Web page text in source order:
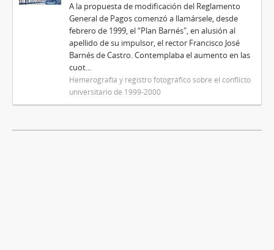
A la propuesta de modificación del Reglamento
General de Pagos comenzó a llamársele, desde
febrero de 1999, el “Plan Barnés", en alusión al
apellido de su impulsor, el rector Francisco José
Barnés de Castro. Contemplaba el aumento en las
cuot...
Hemerografía y registro fotográfico sobre el conflicto
universitario de 1999-2000